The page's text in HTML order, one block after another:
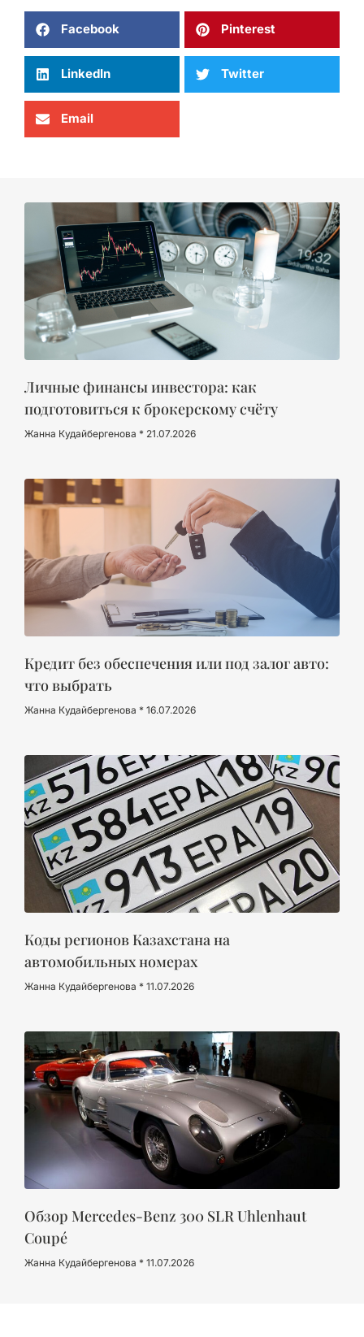
Facebook Pinterest
LinkedIn Twitter
Email
Личные финансы инвестора: как
подготовиться к брокерскому счёту
Жанна Кудайбергенова 21.07.2026
Кредит без обеспечения или под залог авто:
что выбрать
Жанна Кудайбергенова 16.07.2026
Коды регионов Казахстана на
автомобильных номерах
Жанна Кудайбергенова 11.07.2026
Обзор Mercedes-Benz 300 SLR Uhlenhaut
Coupé
Жанна Кудайбергенова 11.07.2026